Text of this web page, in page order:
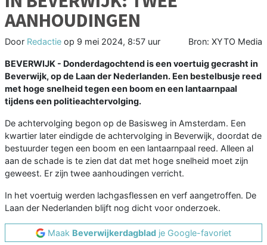
AANHOUDINGEN
Door Redactie op 9 mei 2024, 8:57 uur Bron: XYTO Media
BEVERWIJK - Donderdagochtend is een voertuig gecrasht in
Beverwijk, op de Laan der Nederlanden. Een bestelbusje reed
met hoge snelheid tegen een boom en een lantaarnpaal
tijdens een politieachtervolging.
De achtervolging begon op de Basisweg in Amsterdam. Een
kwartier later eindigde de achtervolging in Beverwijk, doordat de
bestuurder tegen een boom en een lantaarnpaal reed. Alleen al
aan de schade is te zien dat dat met hoge snelheid moet zijn
geweest. Er zijn twee aanhoudingen verricht.
In het voertuig werden lachgasflessen en verf aangetroffen. De
Laan der Nederlanden blijft nog dicht voor onderzoek.
Maak Beverwijkerdagblad je Google-favoriet